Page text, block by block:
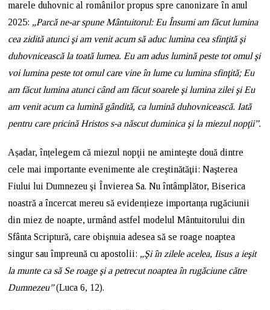
marele duhovnic al românilor propus spre canonizare în anul
2025: „Parcă ne-ar spune Mântuitorul: Eu Însumi am făcut lumina
cea zidită atunci şi am venit acum să aduc lumina cea sfinţită şi
duhovnicească la toată lumea. Eu am adus lumină peste tot omul şi
voi lumina peste tot omul care vine în lume cu lumina sfinţită; Eu
am făcut lumina atunci când am făcut soarele şi lumina zilei şi Eu
am venit acum ca lumină gândită, ca lumină duhovnicească. Iată
pentru care pricină Hristos s-a născut duminica şi la miezul nopţii”.
Așadar, înțelegem că miezul nopţii ne aminteşte două dintre
cele mai importante evenimente ale creştinătăţii: Naşterea
Fiului lui Dumnezeu şi Învierea Sa. Nu întâmplător, Biserica
noastră a încercat mereu să evidențieze importanța rugăciunii
din miez de noapte, urmând astfel modelul Mântuitorului din
Sfânta Scriptură, care obişnuia adesea să se roage noaptea
singur sau împreună cu apostolii: „Şi în zilele acelea, Iisus a ieşit
la munte ca să Se roage şi a petrecut noaptea în rugăciune către
Dumnezeu”(Luca 6, 12).